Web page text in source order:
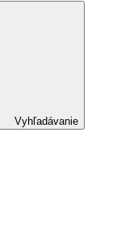
Vyhľadávanie